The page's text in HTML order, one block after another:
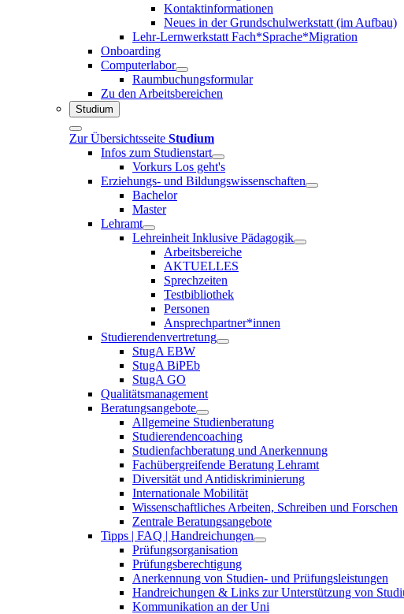
Kontaktinformationen
Neues in der Grundschulwerkstatt (im Aufbau)
Lehr-Lernwerkstatt Fach*Sprache*Migration
Onboarding
Computerlabor
Raumbuchungsformular
Zu den Arbeitsbereichen
Studium
Zur Übersichtsseite Studium
Infos zum Studienstart
Vorkurs Los geht's
Erziehungs- und Bildungswissenschaften
Bachelor
Master
Lehramt
Lehreinheit Inklusive Pädagogik
Arbeitsbereiche
AKTUELLES
Sprechzeiten
Testbibliothek
Personen
Ansprechpartner*innen
Studierendenvertretung
StugA EBW
StugA BiPEb
StugA GO
Qualitätsmanagement
Beratungsangebote
Allgemeine Studienberatung
Studierendencoaching
Studienfachberatung und Anerkennung
Fachübergreifende Beratung Lehramt
Diversität und Antidiskriminierung
Internationale Mobilität
Wissenschaftliches Arbeiten, Schreiben und Forschen
Zentrale Beratungsangebote
Tipps | FAQ | Handreichungen
Prüfungsorganisation
Prüfungsberechtigung
Anerkennung von Studien- und Prüfungsleistungen
Handreichungen & Links zur Unterstützung von
Kommunikation an der Uni